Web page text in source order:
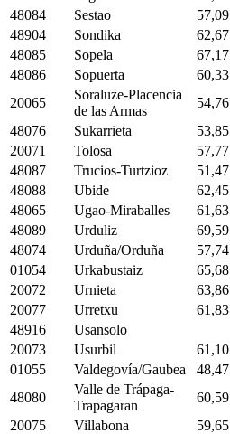
48084
Sestao 57,09
48904
Sondika 62,67
48085
Sopela 67,17
48086
Sopuerta 60,33
20065
Soraluze-Placencia
de las Armas
54,76
48076
Sukarrieta 53,85
20071
Tolosa 57,77
48087
Trucios-Turtzioz 51,47
48088
Ubide 62,45
48065
Ugao-Miraballes 61,63
48089
Urduliz 69,59
48074
Urduña/Orduña 57,74
01054
Urkabustaiz 65,68
20072
Urnieta 63,86
20077
Urretxu 61,83
48916
Usansolo
20073
Usurbil 61,10
01055
Valdegovía/Gaubea 48,47
48080
Valle de Trápaga-
Trapagaran
60,59
20075
Villabona 59,65